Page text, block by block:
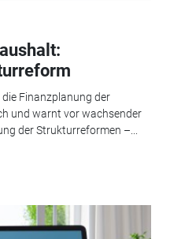
Finanzplanung der
und warnt vor wachsender
der Strukturreformen –...